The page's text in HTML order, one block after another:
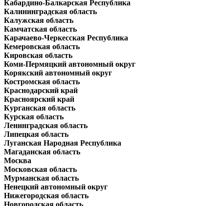
Кабардино-Балкарская Республика
Калининградская область
Калужская область
Камчатская область
Карачаево-Черкесская Республика
Кемеровская область
Кировская область
Коми-Пермяцкий автономный округ
Корякский автономный округ
Костромская область
Краснодарский край
Красноярский край
Курганская область
Курская область
Ленинградская область
Липецкая область
Луганская Народная Республика
Магаданская область
Москва
Московская область
Мурманская область
Ненецкий автономный округ
Нижегородская область
Новгородская область